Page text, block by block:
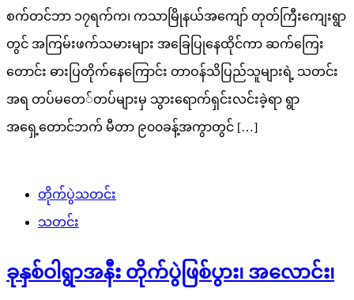
စက်တင်ဘာ ၁၇ရက်က၊ ကသာမြိုနယ်အကျော် တုတ်ကြီးကျေးရွာ
တွင် အကြမ်းဖက်သမားများ အခြေပြုနေထိုင်ကာ ဆက်ကြေး
တောင်း ဓားပြတိုက်နေကြောင်း တာဝန်သိပြည်သူများရဲ့ သတင်း
အရ တပ်မတေ်တပ်များမှ သွားရောက်ရှင်းလင်းခဲ့ရာ ရွာ
အရှေ့တောင်ဘက် မီတာ ၉၀၀ခန့်အကွာတွင် […]
တိုက်ပွဲသတင်း
သတင်း
ခုနှစ်ဝါရွာအနီး တိုက်ပွဲဖြစ်ပွား၊ အလောင်း၊